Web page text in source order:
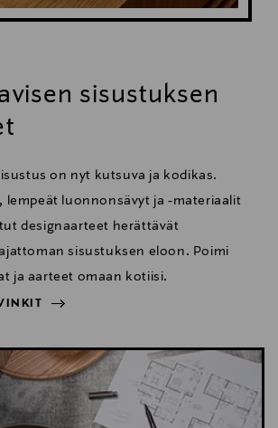
sisustuksen
on nyt kutsuva ja kodikas.
lempeät luonnonsävyt ja -materiaalit
designaarteet herättävät
sisustuksen eloon. Poimi
ja aarteet omaan kotiisi.